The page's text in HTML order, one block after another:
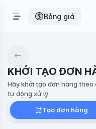
Bảng giá
KHỞI TẠO ĐƠN
Hãy khởi tạo đơn hàng
tự động xử lý
Tạo đơn hàng